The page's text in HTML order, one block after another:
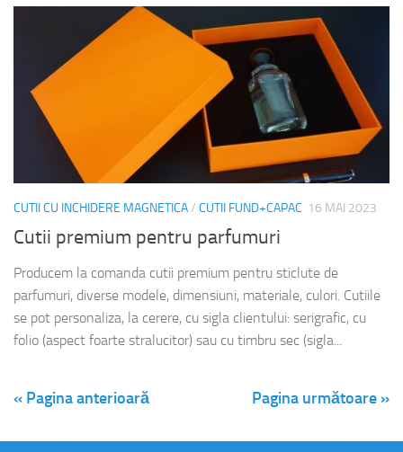
CUTII CU INCHIDERE MAGNETICA/ CUTII FUND+CAPAC 16 MAI 2023
Cutii premium pentru parfumuri
Producem la comanda cutii premium pentru sticlute de
parfumuri, diverse modele, dimensiuni, materiale, culori. Cutiile
se pot personaliza, la cerere, cu sigla clientului: serigrafic, cu
folio (aspect foarte stralucitor) sau cu timbru sec (sigla...
« Pagina anterioară Pagina următoare »